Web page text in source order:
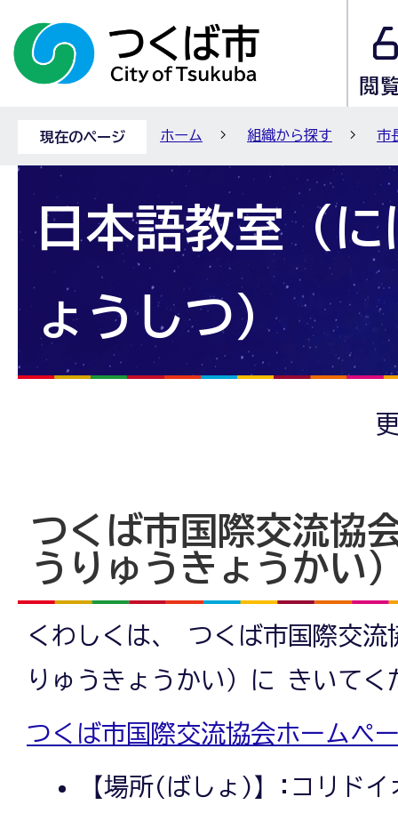
現在のページ ホーム 組織から探す 市
日本語教室（に
ょうしつ）
つくば市国際交流協
うりゅうきょうかい
くわしくは、 つくば市国際交流
りゅうきょうかい）に きいてく
つくば市国際交流協会ホームペ
【場所(ばしょ)】:コリド